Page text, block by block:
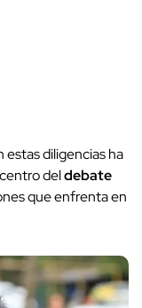
estas diligencias ha
deldebate
que enfrenta en